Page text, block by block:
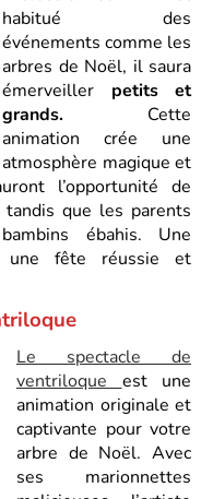
habitué des
événements comme les
arbres de Noël, il saura
émerveiller petits et
grands. Cette
animation crée une
atmosphère magique et
l’opportunité de
que les parents
ébahis. Une
une fête réussie et
Le spectacle de
ventriloque est une
animation originale et
captivante pour votre
arbre de Noël. Avec
ses marionnettes